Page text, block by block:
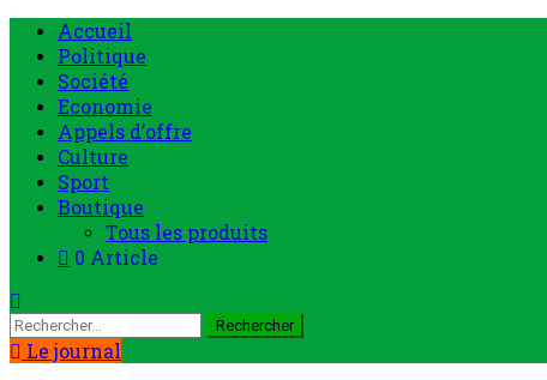
Accueil
Politique
Société
Economie
Appels d’offre
Culture
Sport
Boutique
Tous les produits
0 Article
Le journal